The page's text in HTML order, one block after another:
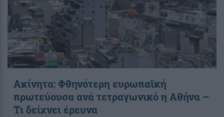
Ακίνητα: Φθηνότερη ευρωπαϊκή
πρωτεύουσα ανά τετραγωνικό η Αθήνα –
Τι δείχνει έρευνα